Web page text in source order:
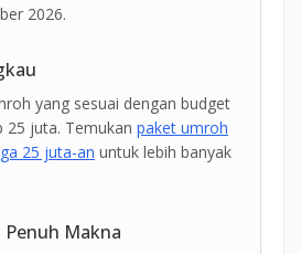
2026.
yang sesuai dengan budget
25 juta. Temukan paket umroh
25 juta-an untuk lebih banyak
Makna